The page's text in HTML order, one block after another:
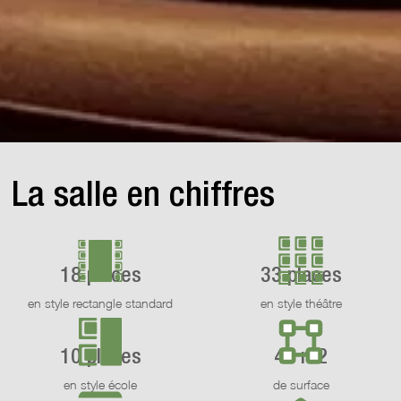
La salle en chiffres
18 places
en style rectangle standard
33 places
en style théâtre
10 places
en style école
45 m2
de surface